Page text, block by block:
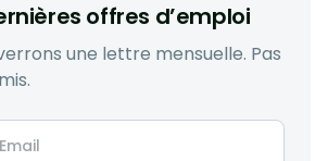
offres d’emploi
une lettre mensuelle. Pas